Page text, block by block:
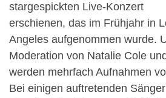
stargespickten Live-Konzert
erschienen, das im Frühjahr in
Angeles aufgenommen wurde.
Moderation von Natalie Cole
werden mehrfach Aufnahmen
Bei einigen auftretenden